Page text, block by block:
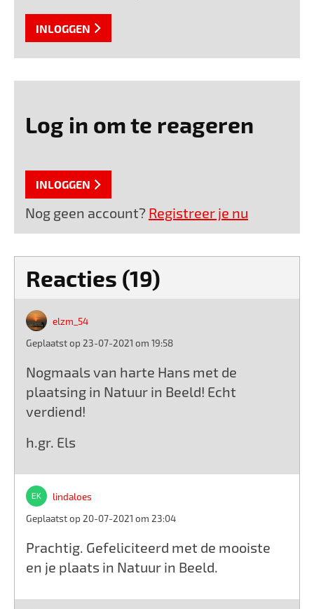
INLOGGEN
Log in om te reageren
INLOGGEN
Nog geen account? Registreer je nu
Reacties (19)
elzm_54
Geplaatst op 23-07-2021 om 19:58
Nogmaals van harte Hans met de
plaatsing in Natuur in Beeld! Echt
verdiend!
h.gr. Els
lindaloes
Geplaatst op 20-07-2021 om 23:04
Prachtig. Gefeliciteerd met de mooiste
en je plaats in Natuur in Beeld.